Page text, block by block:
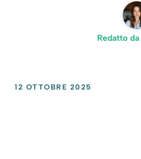
Redatto da
12 OTTOBRE 2025